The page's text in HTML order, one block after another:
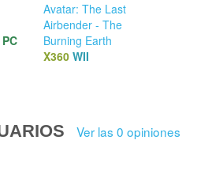
PC
Avatar: The Last
Airbender - The
Burning Earth
X360 WII
Ver las 0 opiniones